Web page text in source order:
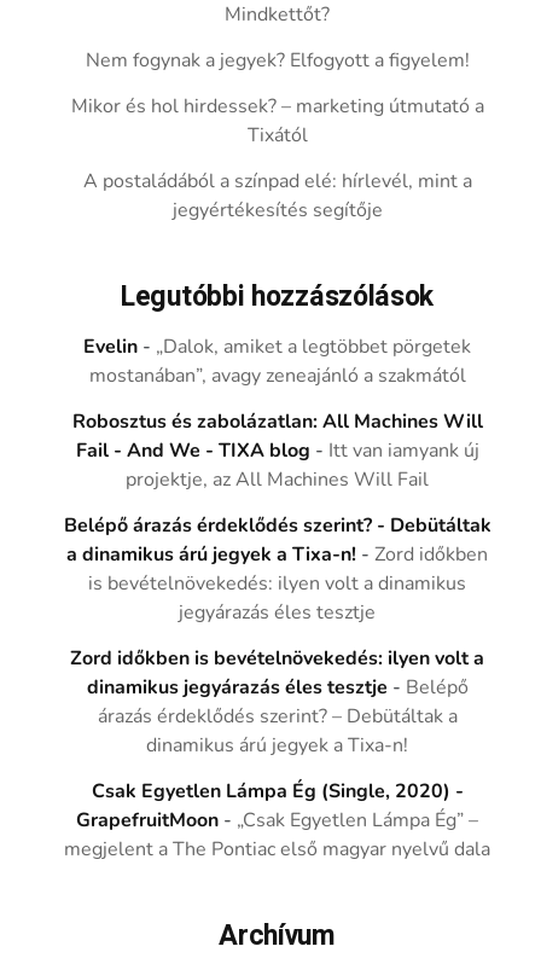
Mindkettőt?
Nem fogynak a jegyek? Elfogyott a figyelem!
Mikor és hol hirdessek? – marketing útmutató a
Tixától
A postaládából a színpad elé: hírlevél, mint a
jegyértékesítés segítője
Legutóbbi hozzászólások
Evelin - „Dalok, amiket a legtöbbet pörgetek
mostanában”, avagy zeneajánló a szakmától
Robosztus és zabolázatlan: All Machines Will
Fail - And We - TIXA blog - Itt van iamyank új
projektje, az All Machines Will Fail
Belépő árazás érdeklődés szerint? - Debütáltak
a dinamikus árú jegyek a Tixa-n! -Zord időkben
is bevételnövekedés: ilyen volt a dinamikus
jegyárazás éles tesztje
Zord időkben is bevételnövekedés: ilyen volt a
dinamikus jegyárazás éles tesztje - Belépő
árazás érdeklődés szerint? – Debütáltak a
dinamikus árú jegyek a Tixa-n!
Csak Egyetlen Lámpa Ég (Single, 2020) -
GrapefruitMoon - „Csak Egyetlen Lámpa Ég” –
megjelent a The Pontiac első magyar nyelvű dala
Archívum